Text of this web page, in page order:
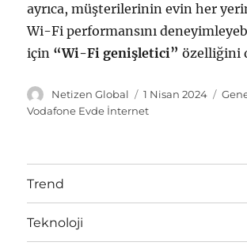
ayrıca, müşterilerinin evin her
Wi-Fi performansını
için “Wi-Fi genişletici” özelliğini
Y
a
Netizen Global
Y
a
h
1 Nisan 2024
K
e
Vodafone Evde İnternet
Trend
Teknoloji